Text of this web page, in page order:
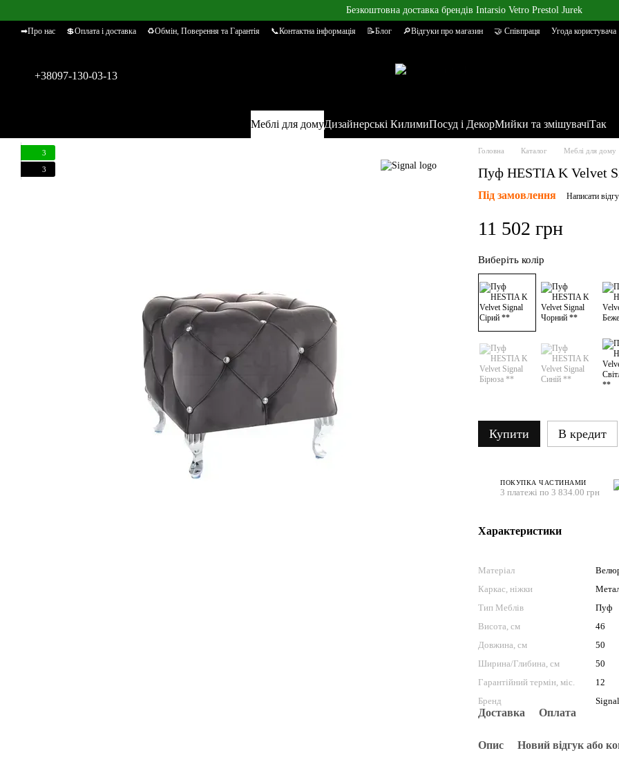
Безкоштовна доставка брендів Intarsio Vetro Prestol Jurek
➡Про нас 💲Оплата і доставка ♻Обмін, Поверення та Гарантія 📞Контактна інформація 📝Блог 🔎Відгуки про магазин 🤝 Співпраця Угода користувача
+38097-130-03-13
Меблі для домуДизайнерські КилимиПосуд і ДекорМийки та змішувачіТак
3
3
Головна Каталог Меблі для дому
Пуф HESTIA K Velvet
Під замовлення Написати
11 502 грн
Виберіть колір
Купити В кредит
ПОКУПКА ЧАСТИНАМИ
3 платежі по 3 834.00 грн
Характеристики
Матеріал
Каркас, ніжки
Тип Меблів
Пуф
Висота, см
46
Довжина, см
50
Ширина/Глибина, см
50
Гарантійний термін, міс.
12
Бренд
Signal
Доставка Оплата
Опис Новий відгук або